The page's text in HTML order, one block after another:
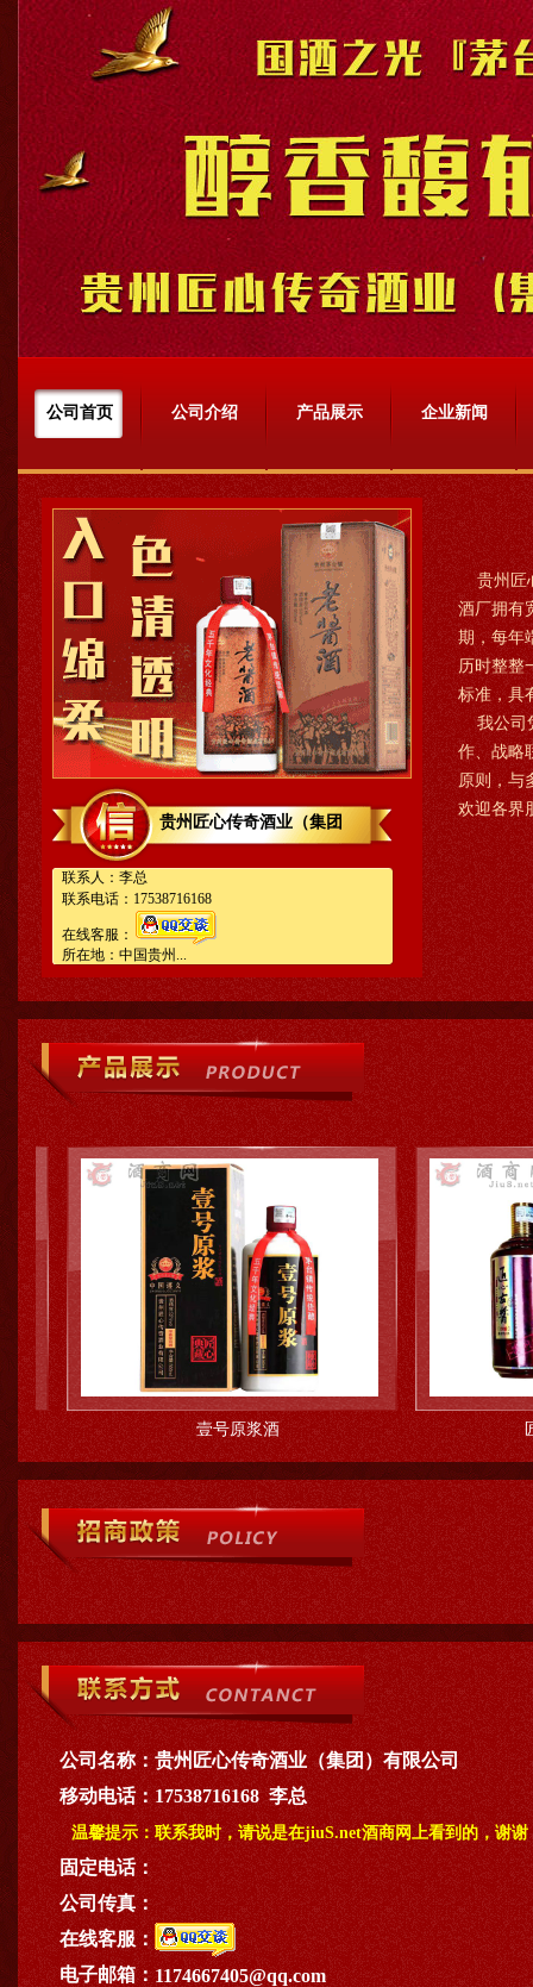
公司首页 公司介绍 产品展示 企业新闻
贵州匠心传奇酒业（集团
联系人：李总
联系电话：17538716168
在线客服：
所在地：中国贵州...
贵州匠
酒厂拥有
期，每年
历时整整
标准，具
我公司
作、战略
原则，与
欢迎各界
壹号原浆酒 匠心古
公司名称： 贵州匠心传奇酒业（集团）有限公司
移动电话： 17538716168 李总
温馨提示： 联系我时，请说是在jiuS.net酒商网上看到的，谢谢
固定电话：
公司传真：
在线客服：
电子邮箱： 1174667405@qq.com